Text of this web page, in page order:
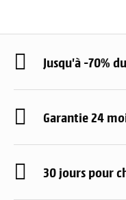
Jusqu'à -70%
Garantie 24
30 jours pour